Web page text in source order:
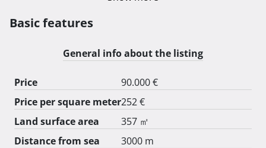
struju i vodu su već spojeni. Smješteno je u blizini
ceste, što osigurava dobru pristupačnost i povezanost
s gradom i obližnjim sadržajima.
Ova nekretnina predstavlja izvrsnu priliku za investiciju
ili stvaranje vlastitog doma u prirodnom okruženju, s
blizinom Rovinja i svih njegovih pogodnosti.
Basic features
General info about the listing
Price
90.000 €
Price per square meter252 €
Land surface area
357 ㎡
Distance from sea
3000 m